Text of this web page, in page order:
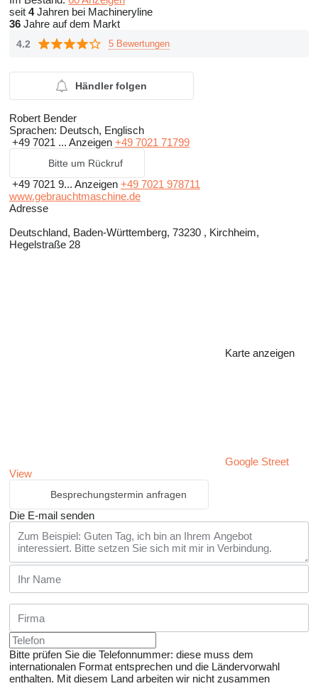
seit 4Jahren bei Machineryline
36 Jahre auf dem Markt
4.2 5 Bewertungen
Händler folgen
Robert Bender
Sprachen: Deutsch, Englisch
+49 7021 ... Anzeigen +49 7021 71799
Bitte um Rückruf
+49 7021 9... Anzeigen +49 7021 978711
www.gebrauchtmaschine.de
Adresse
Deutschland, Baden-Württemberg, 73230 , Kirchheim,
Hegelstraße 28
Karte anzeigen
Google Street
View
Besprechungstermin anfragen
Die E-mail senden
Bitte prüfen Sie die Telefonnummer: diese muss dem
internationalen Format entsprechen und die Ländervorwahl
enthalten. Mit diesem Land arbeiten wir nicht zusammen